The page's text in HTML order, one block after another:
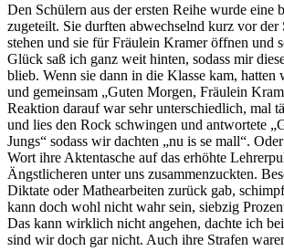
Den Schülern aus der ersten Reihe wurde eine
zugeteilt. Sie durften abwechselnd kurz vor der
stehen und sie für Fräulein Kramer öffnen und
Glück saß ich ganz weit hinten, sodass mir
blieb. Wenn sie dann in die Klasse kam, hatten
und gemeinsam
Guten Morgen, Fräulein
Reaktion darauf war sehr unterschiedlich, mal
und lies den Rock schwingen und antwortete
Jungs
sodass wir dachten nu is se mall .
Wort ihre Aktentasche auf das erhöhte
Ängstlicheren unter uns zusammenzuckten.
Diktate oder Mathearbeiten zurück gab,
kann doch wohl nicht wahr sein, siebzig
Das kann wirklich nicht angehen, dachte ich
sind wir doch gar nicht. Auch ihre Strafen